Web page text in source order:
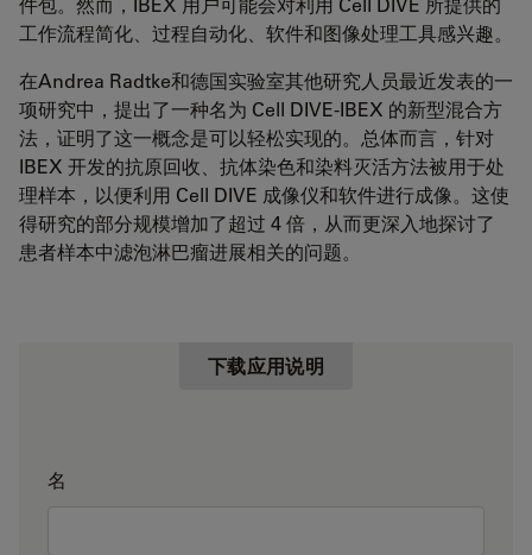
工作流程简化、过程自动化、软件和图像处理工具感兴趣。
在Andrea Radtke和德国实验室其他研究人员最近发表的一
项研究中，提出了一种名为 Cell DIVE-IBEX 的新型混合方
法，证明了这一概念是可以轻松实现的。总体而言，针对
IBEX 开发的抗原回收、抗体染色和染料灭活方法被用于处
理样本，以便利用 Cell DIVE 成像仪和软件进行成像。这使
得研究的部分规模增加了超过 4 倍，从而更深入地探讨了
患者样本中滤泡淋巴瘤进展相关的问题。
下载应用说明
名